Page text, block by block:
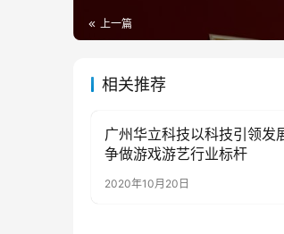
上一篇
相关推荐
AI科技
广州华立科技以科技引领发
争做游戏游艺行业标杆
2020年10月20日